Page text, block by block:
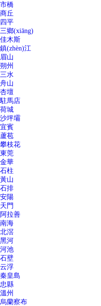
市橋
商丘
四平
三鄉(xiāng)
佳木斯
鎮(zhèn)江
眉山
朔州
三水
舟山
杏壇
駐馬店
荷城
沙坪壩
宜賓
蘆苞
攀枝花
東莞
金華
石柱
黃山
石排
安陽
天門
阿拉善
南海
北滘
黑河
河池
石壁
云浮
秦皇島
忠縣
溫州
烏蘭察布